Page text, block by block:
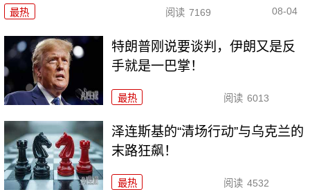
最热 阅读 7169 08-04
特朗普刚说要谈判，伊朗又是反
手就是一巴掌！
最热 阅读 6013
泽连斯基的“清场行动”与乌克兰的
末路狂飙！
最热 阅读 4532